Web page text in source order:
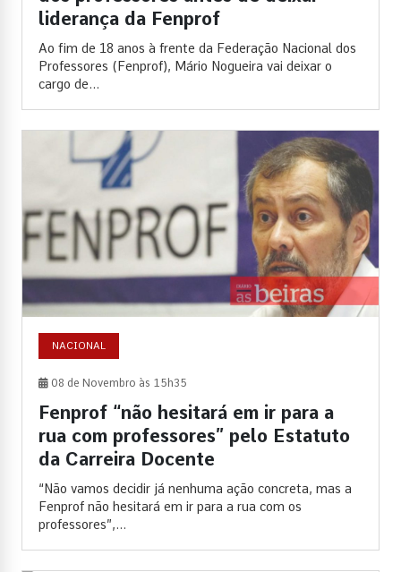
liderança da Fenprof
Ao fim de 18 anos à frente da Federação Nacional dos
Professores (Fenprof), Mário Nogueira vai deixar o
cargo de...
NACIONAL
08 de Novembro às 15h35
Fenprof “não hesitará em ir para a
rua com professores” pelo Estatuto
da Carreira Docente
“Não vamos decidir já nenhuma ação concreta, mas a
Fenprof não hesitará em ir para a rua com os
professores”,...